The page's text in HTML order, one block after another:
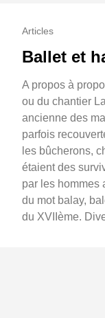
Articles
Ballet et
A propos à
ou du chantier
ancienne des
parfois
les bûcherons,
étaient des
par les hommes
du mot balay,
du XVIIème.